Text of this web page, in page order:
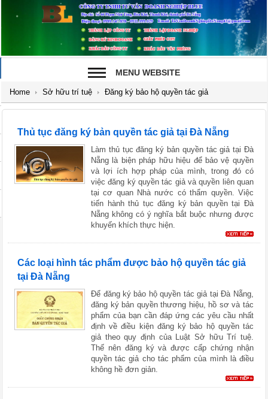
MENU WEBSITE
Home Sở hữu trí tuệ Đăng ký bảo hộ quyền tác giả
Thủ tục đăng ký bản quyền tác giả tại Đà Nẵng
Làm thủ tục đăng ký bản quyền tác giả tại Đà
Nẵng là biện pháp hữu hiệu để bảo vệ quyền
và lợi ích hợp pháp của mình, trong đó có
việc đăng ký quyền tác giả và quyền liên quan
tại cơ quan Nhà nước có thẩm quyền. Việc
tiến hành thủ tục đăng ký bản quyền tại Đà
Nẵng không có ý nghĩa bắt buộc nhưng được
khuyến khích thực hiện.
Các loại hình tác phẩm được bảo hộ quyền tác giả
tại Đà Nẵng
Để đăng ký bảo hộ quyền tác giả tại Đà Nẵng,
đăng ký bản quyền thương hiệu, hồ sơ và tác
phẩm của bạn cần đáp ứng các yêu cầu nhất
định về điều kiện đăng ký bảo hộ quyền tác
giả theo quy định của Luật Sở hữu Trí tuệ.
Thế nên đăng ký và được cấp chứng nhận
quyền tác giả cho tác phẩm của mình là điều
không hề đơn giản.